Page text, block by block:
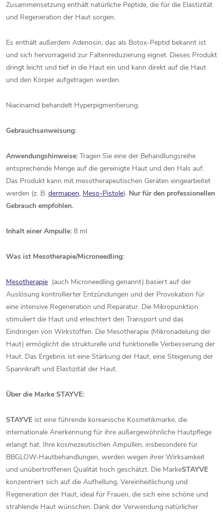
Zusammensetzung enthält natürliche Peptide, die für die Elastizität
und Regeneration der Haut sorgen.
Es enthält außerdem Adenosin, das als Botox-Peptid bekannt ist
und sich hervorragend zur Faltenreduzierung eignet. Dieses Produkt
dringt leicht und tief in die Haut ein und kann direkt auf die Haut
und den Körper aufgetragen werden.
Niacinamid behandelt Hyperpigmentierung.
Gebrauchsanweisung:
Anwendungshinweise: Tragen Sie eine der Behandlungsreihe
entsprechende Menge auf die gereinigte Haut und den Hals auf.
Das Produkt kann mit mesotherapeutischen Geräten eingearbeitet
werden (z. B. dermapen, Meso-Pistole). Nur für den professionellen
Gebrauch empfohlen.
Inhalt einer Ampulle: 8 ml
Was ist Mesotherapie/Microneedling:
Mesotherapie (auch Microneedling genannt) basiert auf der
Auslösung kontrollierter Entzündungen und der Provokation für
eine intensive Regeneration und Reparatur. Die Mikropunktion
stimuliert die Haut und erleichtert den Transport und das
Eindringen von Wirkstoffen. Die Mesotherapie (Mikronadelung der
Haut) ermöglicht die strukturelle und funktionelle Verbesserung der
Haut. Das Ergebnis ist eine Stärkung der Haut, eine Steigerung der
Spannkraft und Elastizität der Haut.
Über die Marke STAYVE:
STAYVE ist eine führende koreanische Kosmetikmarke, die
internationale Anerkennung für ihre außergewöhnliche Hautpflege
erlangt hat. Ihre kosmezeutischen Ampullen, insbesondere für
BBGLOW-Hautbehandlungen, werden wegen ihrer Wirksamkeit
und unübertroffenen Qualität hoch geschätzt. Die MarkeSTAYVE
konzentriert sich auf die Aufhellung, Vereinheitlichung und
Regeneration der Haut, ideal für Frauen, die sich eine schöne und
strahlende Haut wünschen. Dank der Verwendung natürlicher